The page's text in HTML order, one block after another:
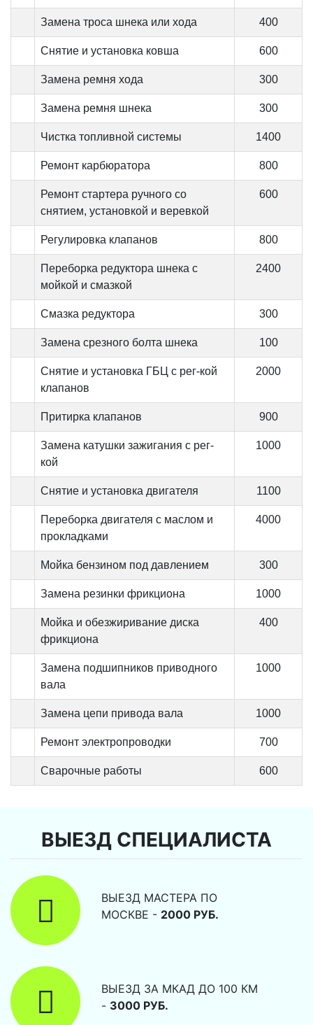
Замена троса шнека или хода 400
Снятие и установка ковша 600
Замена ремня хода 300
Замена ремня шнека 300
Чистка топливной системы 1400
Ремонт карбюратора 800
Ремонт стартера ручного со
снятием, установкой и веревкой
600
Регулировка клапанов 800
Переборка редуктора шнека с
мойкой и смазкой
2400
Смазка редуктора 300
Замена срезного болта шнека 100
Снятие и установка ГБЦ с рег-кой
клапанов
2000
Притирка клапанов 900
Замена катушки зажигания с рег-
кой
1000
Снятие и установка двигателя 1100
Переборка двигателя с маслом и
прокладками
4000
Мойка бензином под давлением 300
Замена резинки фрикциона 1000
Мойка и обезжиривание диска
фрикциона
400
Замена подшипников приводного
вала
1000
Замена цепи привода вала 1000
Ремонт электропроводки 700
Сварочные работы 600
ВЫЕЗД СПЕЦИАЛИСТА
ВЫЕЗД МАСТЕРА ПО
МОСКВЕ - 2000 РУБ.
ВЫЕЗД ЗА МКАД ДО 100 КМ
- 3000 РУБ.